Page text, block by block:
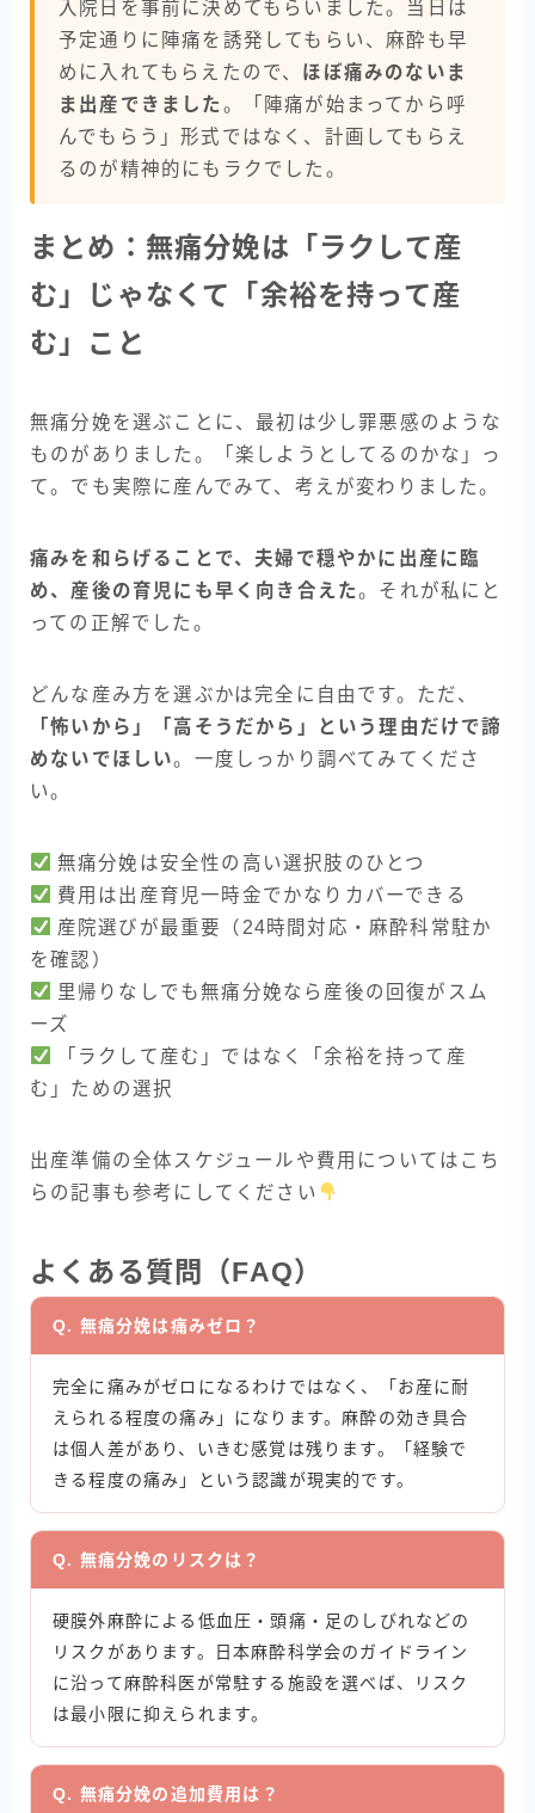
入院日を事前に決めてもらいました。当日は
予定通りに陣痛を誘発してもらい、麻酔も早
めに入れてもらえたので、 ほぼ痛みのないま
ま出産できました 。「陣痛が始まってから呼
んでもらう」形式ではなく、計画してもらえ
るのが精神的にもラクでした。
まとめ：無痛分娩は「ラクして産
む」じゃなくて「余裕を持って産
む」こと
無痛分娩を選ぶことに、最初は少し罪悪感のような
ものがありました。「楽しようとしてるのかな」っ
て。でも実際に産んでみて、考えが変わりました。
痛みを和らげることで、夫婦で穏やかに出産に臨
め、産後の育児にも早く向き合えた。それが私にと
っての正解でした。
どんな産み方を選ぶかは完全に自由です。ただ、
「怖いから」「高そうだから」という理由だけで諦
めないでほしい。一度しっかり調べてみてくださ
い。
無痛分娩は安全性の高い選択肢のひとつ
費用は出産育児一時金でかなりカバーできる
産院選びが最重要（24時間対応・麻酔科常駐か
を確認）
里帰りなしでも無痛分娩なら産後の回復がスム
ーズ
「ラクして産む」ではなく「余裕を持って産
む」ための選択
出産準備の全体スケジュールや費用についてはこち
らの記事も参考にしてください
よくある質問（FAQ）
Q. 無痛分娩は痛みゼロ？
完全に痛みがゼロになるわけではなく、「お産に耐
えられる程度の痛み」になります。麻酔の効き具合
は個人差があり、いきむ感覚は残ります。「経験で
きる程度の痛み」という認識が現実的です。
Q. 無痛分娩のリスクは？
硬膜外麻酔による低血圧・頭痛・足のしびれなどの
リスクがあります。日本麻酔科学会のガイドライン
に沿って麻酔科医が常駐する施設を選べば、リスク
は最小限に抑えられます。
Q. 無痛分娩の追加費用は？